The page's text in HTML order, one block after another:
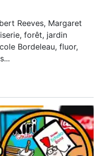
Reeves, Margaret
forêt, jardin
Bordeleau, fluor,